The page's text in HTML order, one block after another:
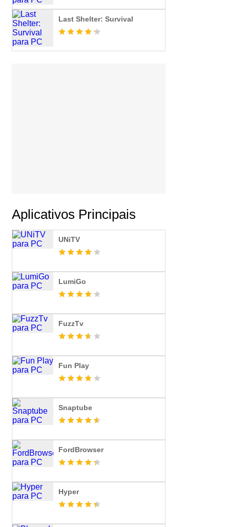
Last Shelter: Survival
Aplicativos Principais
UNiTV
LumiGo
FuzzTv
Fun Play
Snaptube
FordBrowser
Hyper